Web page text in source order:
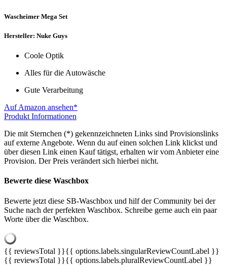
Wascheimer Mega Set
Hersteller: Nuke Guys
Coole Optik
Alles für die Autowäsche
Gute Verarbeitung
Auf Amazon ansehen*
Produkt Informationen
Die mit Sternchen (*) gekennzeichneten Links sind Provisionslinks
auf externe Angebote. Wenn du auf einen solchen Link klickst und
über diesen Link einen Kauf tätigst, erhalten wir vom Anbieter eine
Provision. Der Preis verändert sich hierbei nicht.
Bewerte diese Waschbox
Bewerte jetzt diese SB-Waschbox und hilf der Community bei der
Suche nach der perfekten Waschbox. Schreibe gerne auch ein paar
Worte über die Waschbox.
{{ reviewsTotal }}{{ options.labels.singularReviewCountLabel }}
{{ reviewsTotal }}{{ options.labels.pluralReviewCountLabel }}